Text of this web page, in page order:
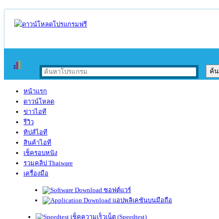
หน้าแรก
ดาวน์โหลด
ข่าวไอที
รีวิว
ทิปส์ไอที
สินค้าไอที
เช็ครอบหนัง
รวมคลิป Thaiware
เครื่องมือ
ซอฟต์แวร์
แอปพลิเคชันบนมือถือ
เช็คความเร็วเน็ต (Speedtest)